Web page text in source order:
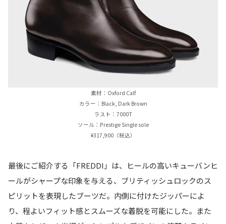
素材：Oxford Calf
カラー：Black, Dark Brown
ラスト：7000T
ソール：Prestige Single sole
¥317,900（税込）
最後にご紹介する「FREDDI」は、ヒールの高いキューバンヒ
ールがシャープな印象を与える、ブリティッシュロックのス
ピリットを表現したブーツだ。内側に付けたジッパーによ
り、程よいフィット感とスムーズな着脱を可能にした。また